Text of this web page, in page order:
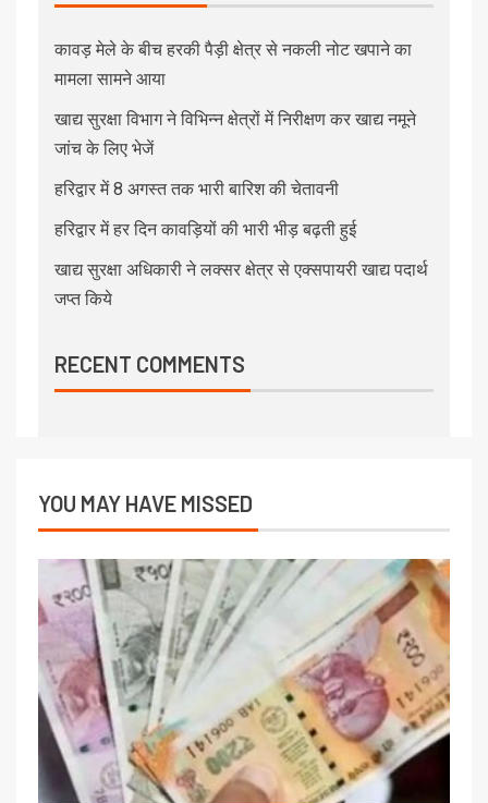
कावड़ मेले के बीच हरकी पैड़ी क्षेत्र से नकली नोट खपाने का
मामला सामने आया
खाद्य सुरक्षा विभाग ने विभिन्न क्षेत्रों में निरीक्षण कर खाद्य नमूने
जांच के लिए भेजें
हरिद्वार में 8 अगस्त तक भारी बारिश की चेतावनी
हरिद्वार में हर दिन कावड़ियों की भारी भीड़ बढ़ती हुई
खाद्य सुरक्षा अधिकारी ने लक्सर क्षेत्र से एक्सपायरी खाद्य पदार्थ
जप्त किये
RECENT COMMENTS
YOU MAY HAVE MISSED